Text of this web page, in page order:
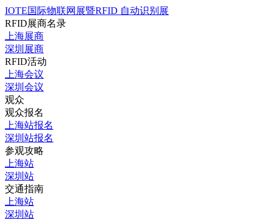
IOTE国际物联网展暨RFID 自动识别展
RFID展商名录
上海展商
深圳展商
RFID活动
上海会议
深圳会议
观众
观众报名
上海站报名
深圳站报名
参观攻略
上海站
深圳站
交通指南
上海站
深圳站